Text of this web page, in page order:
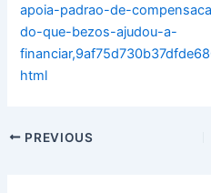
apoia-padrao-de-
do-que-bezos-ajudou-a-
html
PREVIOUS